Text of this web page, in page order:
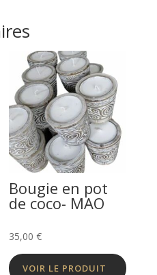
Bougie en pot
de coco- MAO
35,00€
VOIR LE PRODUIT